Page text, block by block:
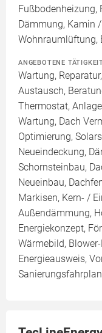
Fußbodenheizung,
Dämmung, Kamin /
Wohnraumlüftung,
ANGEBOTENE
Wartung,
Austausch,
Thermostat,
Wartung, Dach
Optimierung,
Neueindeckung,
Schornsteinbau,
Neueinbau,
Markisen, Kern- /
Außendämmung,
Energiekonzept,
Wärmebild,
Energieausweis,